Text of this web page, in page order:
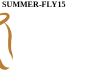
SUMMER-FLY15